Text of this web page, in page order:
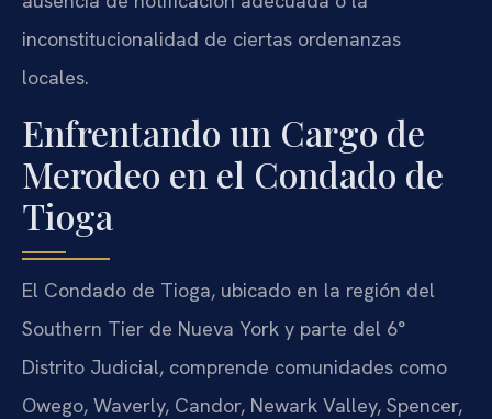
inconstitucionalidad de ciertas ordenanzas
locales.
Enfrentando un Cargo de
Merodeo en el Condado de
Tioga
El Condado de Tioga, ubicado en la región del
Southern Tier de Nueva York y parte del 6°
Distrito Judicial, comprende comunidades como
Owego, Waverly, Candor, Newark Valley, Spencer,